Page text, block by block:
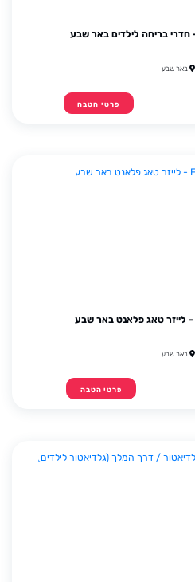
באר שבע
פרטי הטבה
באר שבע
פרטי הטבה